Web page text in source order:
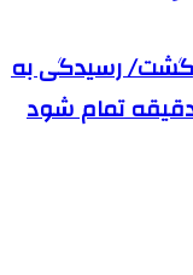
رسیدگی به